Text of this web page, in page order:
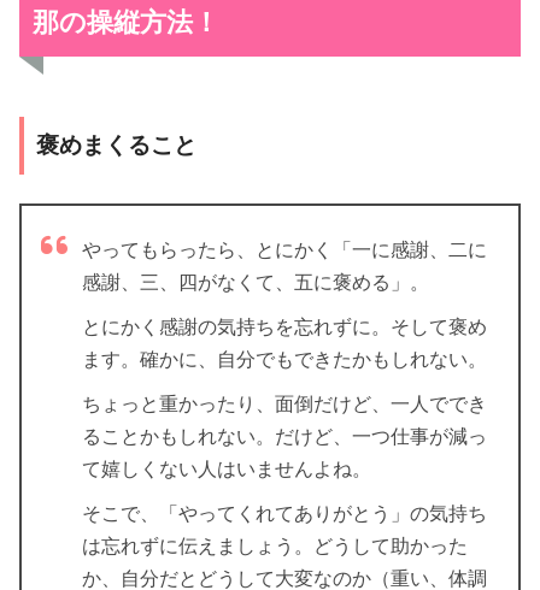
那の操縦方法！
褒めまくること
やってもらったら、とにかく「一に感謝、二に
感謝、三、四がなくて、五に褒める」。
とにかく感謝の気持ちを忘れずに。そして褒め
ます。確かに、自分でもできたかもしれない。
ちょっと重かったり、面倒だけど、一人ででき
ることかもしれない。だけど、一つ仕事が減っ
て嬉しくない人はいませんよね。
そこで、「やってくれてありがとう」の気持ち
は忘れずに伝えましょう。どうして助かった
か、自分だとどうして大変なのか（重い、体調